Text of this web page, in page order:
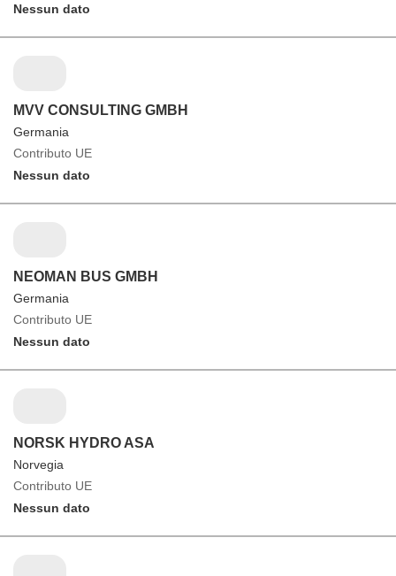
Nessun dato
MVV CONSULTING GMBH
Germania
Contributo UE
Nessun dato
NEOMAN BUS GMBH
Germania
Contributo UE
Nessun dato
NORSK HYDRO ASA
Norvegia
Contributo UE
Nessun dato